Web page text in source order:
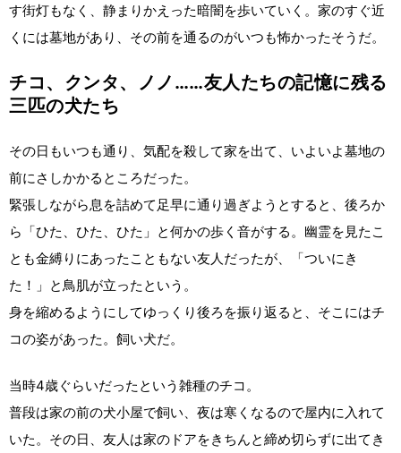
す街灯もなく、静まりかえった暗闇を歩いていく。家のすぐ近
くには墓地があり、その前を通るのがいつも怖かったそうだ。
チコ、クンタ、ノノ……友人たちの記憶に残る
三匹の犬たち
その日もいつも通り、気配を殺して家を出て、いよいよ墓地の
前にさしかかるところだった。
緊張しながら息を詰めて足早に通り過ぎようとすると、後ろか
ら「ひた、ひた、ひた」と何かの歩く音がする。幽霊を見たこ
とも金縛りにあったこともない友人だったが、「ついにき
た！」と鳥肌が立ったという。
身を縮めるようにしてゆっくり後ろを振り返ると、そこにはチ
コの姿があった。飼い犬だ。
当時4歳ぐらいだったという雑種のチコ。
普段は家の前の犬小屋で飼い、夜は寒くなるので屋内に入れて
いた。その日、友人は家のドアをきちんと締め切らずに出てき